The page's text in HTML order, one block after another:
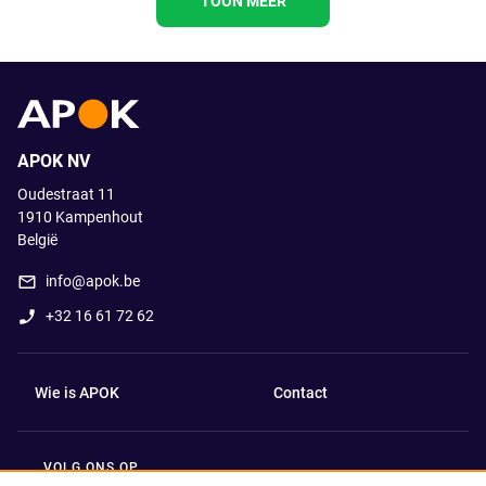
APOK NV
Oudestraat 11
1910 Kampenhout
België
info@apok.be
+32 16 61 72 62
Wie is APOK Contact
VOLG ONS OP